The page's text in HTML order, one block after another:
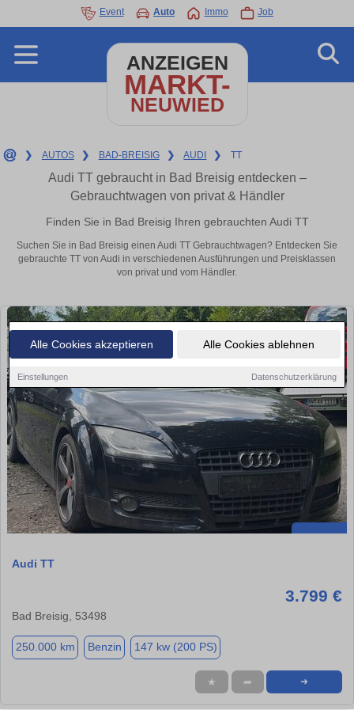
Alle Cookies akzeptieren Alle Cookies ablehnen
Einstellungen Datenschutzerklärung
Event Auto Immo Job
ANZEIGEN
MARKT-
NEUWIED
❯ AUTOS ❯ BAD-BREISIG ❯ AUDI ❯ TT
Audi TT gebraucht in Bad Breisig entdecken –
Gebrauchtwagen von privat & Händler
Finden Sie in Bad Breisig Ihren gebrauchten Audi TT
Suchen Sie in Bad Breisig einen Audi TT Gebrauchtwagen? Entdecken Sie
gebrauchte TT von Audi in verschiedenen Ausführungen und Preisklassen
von privat und vom Händler.
Audi TT
3.799 €
Bad Breisig, 53498
250.000 km Benzin 147 kw (200 PS)
★ ➦ ➜